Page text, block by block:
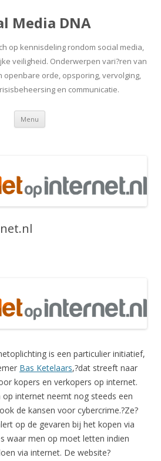
Media DNA
op kennisdeling rondom social media,
veiligheid. Onderwerpen vari?ren van
openbare orde, opsporing, vervolging,
en communicatie.
Menu Spring
inhoud
is een particulier initiatief,
Bas Ketelaars,?dat streeft naar
kopers en verkopers op internet.
internet neemt nog steeds een
de kansen voor cybercrime.?Ze?
op de gevaren bij het kopen via
waar men op moet letten indien
via internet. De website?